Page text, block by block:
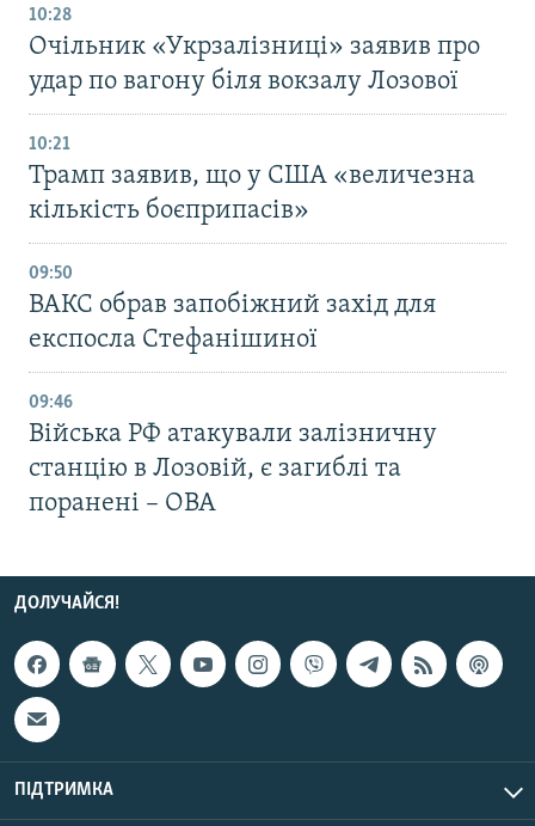
10:28
Очільник «Укрзалізниці» заявив про
удар по вагону біля вокзалу Лозової
10:21
Трамп заявив, що у США «величезна
кількість боєприпасів»
09:50
ВАКС обрав запобіжний захід для
експосла Стефанішиної
09:46
Війська РФ атакували залізничну
станцію в Лозовій, є загиблі та
поранені – ОВА
ДОЛУЧАЙСЯ!
ПІДТРИМКА